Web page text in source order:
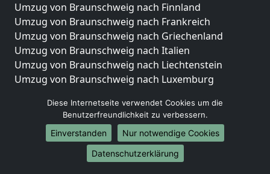
Umzug von Braunschweig nach Finnland
Umzug von Braunschweig nach Frankreich
Umzug von Braunschweig nach Griechenland
Umzug von Braunschweig nach Italien
Umzug von Braunschweig nach Liechtenstein
Umzug von Braunschweig nach Luxemburg
Umzug von Braunschweig nach Norwegen
Umzüge-Deutschlandweit
Umzug von Braunschweig nach Berlin
Umzug von Braunschweig nach Hamburg
Diese Internetseite verwendet Cookies um die
Benutzerfreundlichkeit zu verbessern.
Einverstanden
Nur notwendige Cookies
Datenschutzerklärung